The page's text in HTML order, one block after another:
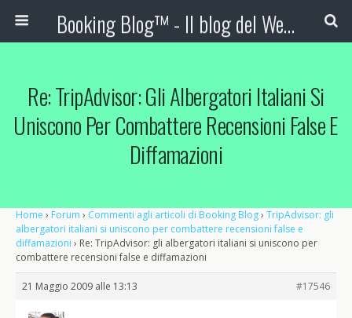
Booking Blog™ - Il blog del Web Marketing Turistico
Re: TripAdvisor: Gli Albergatori Italiani Si
Uniscono Per Combattere Recensioni False E
Diffamazioni
Home › Forum › Commenti agli articoli di Booking Blog› TripAdvisor: gli
albergatori italiani si uniscono per combattere recensioni false e
diffamazioni › Re: TripAdvisor: gli albergatori italiani si uniscono per
combattere recensioni false e diffamazioni
21 Maggio 2009 alle 13:13 #17546